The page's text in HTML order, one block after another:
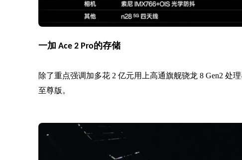
一加 Ace 2 Pro的存储
除了重点强调加多花 2 亿元用上高通旗舰骁龙 8 Gen2 处
至尊版。